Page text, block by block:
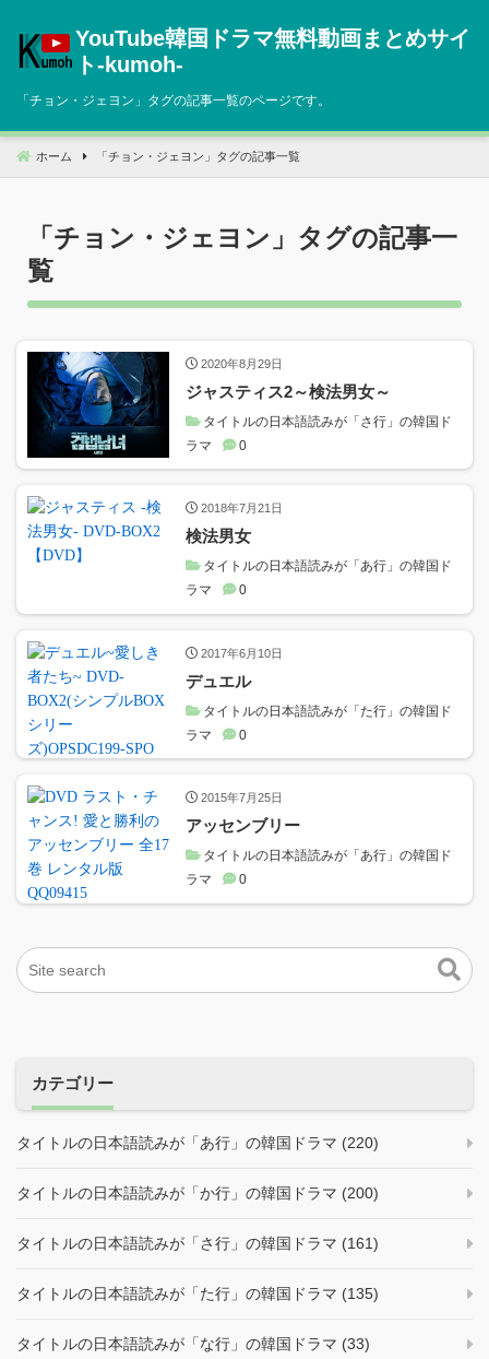
へ
動
YouTube韓国ドラマ無料動画まとめサイ
ト‐kumoh‐
「チョン・ジェヨン 」タグの記事一覧のページです。
ホーム 「 チョン・ジェヨン 」タグの記事一覧
「チョン・ジェヨン 」タグの記事一
覧
2020年8月29日
ジャスティス2～検法男女～
タイトルの日本語読みが「さ行」の韓国ド
ラマ
0
2018年7月21日
検法男女
タイトルの日本語読みが「あ行」の韓国ド
ラマ
0
2017年6月10日
デュエル
タイトルの日本語読みが「た行」の韓国ド
ラマ
0
2015年7月25日
アッセンブリー
タイトルの日本語読みが「あ行」の韓国ド
ラマ
0
カテゴリー
タイトルの日本語読みが「あ行」の韓国ドラマ (220)
タイトルの日本語読みが「か行」の韓国ドラマ (200)
タイトルの日本語読みが「さ行」の韓国ドラマ (161)
タイトルの日本語読みが「た行」の韓国ドラマ (135)
タイトルの日本語読みが「な行」の韓国ドラマ (33)